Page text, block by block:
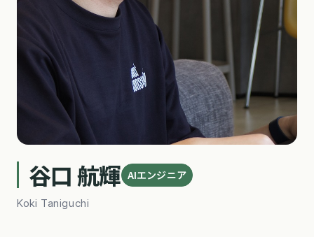
谷口 航輝 AIエンジニア
Koki Taniguchi